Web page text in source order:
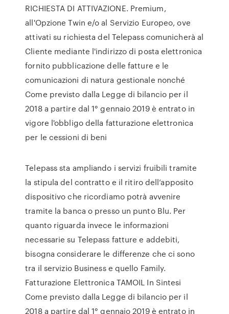
RICHIESTA DI ATTIVAZIONE. Premium,
all'Opzione Twin e/o al Servizio Europeo, ove
attivati su richiesta del Telepass comunicherà al
Cliente mediante l'indirizzo di posta elettronica
fornito pubblicazione delle fatture e le
comunicazioni di natura gestionale nonché
Come previsto dalla Legge di bilancio per il
2018 a partire dal 1° gennaio 2019 è entrato in
vigore l'obbligo della fatturazione elettronica
per le cessioni di beni
Telepass sta ampliando i servizi fruibili tramite
la stipula del contratto e il ritiro dell’apposito
dispositivo che ricordiamo potrà avvenire
tramite la banca o presso un punto Blu. Per
quanto riguarda invece le informazioni
necessarie su Telepass fatture e addebiti,
bisogna considerare le differenze che ci sono
tra il servizio Business e quello Family.
Fatturazione Elettronica TAMOIL In Sintesi
Come previsto dalla Legge di bilancio per il
2018 a partire dal 1° gennaio 2019 è entrato in